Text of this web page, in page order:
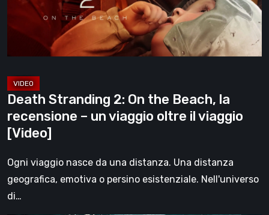
Beach,
recensione
–
viaggio
oltre
il
viaggio
Death Stranding 2: On the Beach, la
recensione – un viaggio oltre il viaggio
[Video]
Ogni viaggio nasce da una distanza. Una distanza
geografica, emotiva o persino esistenziale. Nell'universo
di…